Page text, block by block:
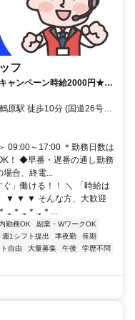
フ
ャンペーン時給2000円★週
30万円以上可能！
09:00～17:00 ＊勤務日数は
！ ◆早番・遅番の通し勤務
合、終電...
」働ける！！ ＼ 「時給は
▼ ▼ ▼ そんな方、大歓迎
.｡＊.｡＊.｡＊...
勤務OK
副業・WワークOK
週1シフト提出 準夜勤
長期
自由 大量募集 午後
学歴不問